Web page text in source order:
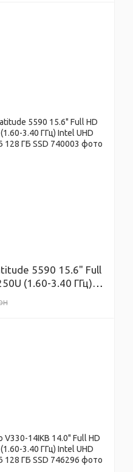
5590 15.6" Full
(1.60-3.40 ГГц)